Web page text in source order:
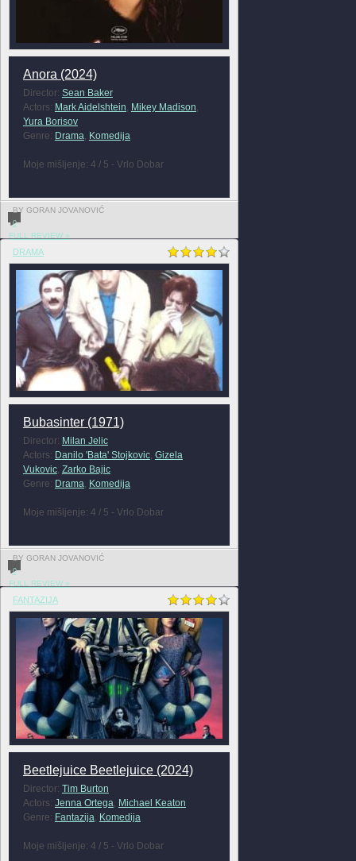
Anora (2024)
Director: Sean Baker
Actors: Mark Aidelshtein, Mikey Madison,
Yura Borisov
Genre: Drama, Komedija
Moje mišljenje: 4 / 5 - Vrlo Dobar
BY GORAN JOVANOVIĆ
0
FULL REVIEW »
DRAMA
Bubasinter (1971)
Director: Milan Jelic
Actors: Danilo 'Bata' Stojkovic, Gizela
Vukovic, Zarko Bajic
Genre: Drama, Komedija
Moje mišljenje: 4 / 5 - Vrlo Dobar
BY GORAN JOVANOVIĆ
0
FULL REVIEW »
FANTAZIJA
Beetlejuice Beetlejuice (2024)
Director: Tim Burton
Actors: Jenna Ortega, Michael Keaton
Genre: Fantazija, Komedija
Moje mišljenje: 4 / 5 - Vrlo Dobar